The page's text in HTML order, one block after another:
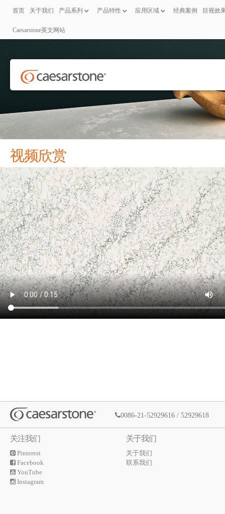
首页 关于我们 产品系列 产品特性 应用区域 经典案例 目视效
Caesarstone英文网站
视频欣赏
0086-21-52929616 / 52929618
关注我们
Pinterest
Facebook
YouTube
Instagram
关于我们
关于我们
联系我们